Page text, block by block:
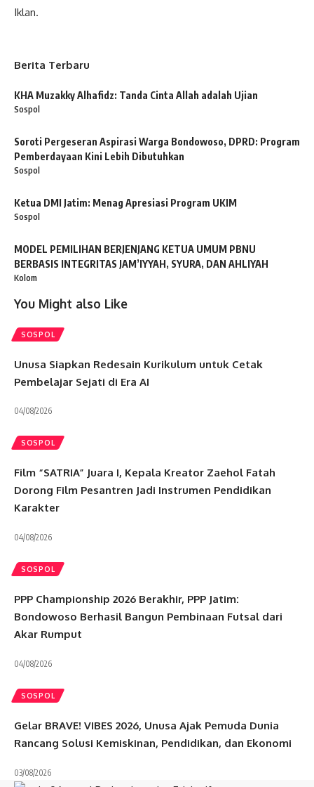
Iklan.
Berita Terbaru
KHA Muzakky Alhafidz: Tanda Cinta Allah adalah Ujian
Sospol
Soroti Pergeseran Aspirasi Warga Bondowoso, DPRD: Program
Pemberdayaan Kini Lebih Dibutuhkan
Sospol
Ketua DMI Jatim: Menag Apresiasi Program UKIM
Sospol
MODEL PEMILIHAN BERJENJANG KETUA UMUM PBNU
BERBASIS INTEGRITAS JAM’IYYAH, SYURA, DAN AHLIYAH
Kolom
You Might also Like
SOSPOL
Unusa Siapkan Redesain Kurikulum untuk Cetak
Pembelajar Sejati di Era AI
04/08/2026
SOSPOL
Film “SATRIA” Juara I, Kepala Kreator Zaehol Fatah
Dorong Film Pesantren Jadi Instrumen Pendidikan
Karakter
04/08/2026
SOSPOL
PPP Championship 2026 Berakhir, PPP Jatim:
Bondowoso Berhasil Bangun Pembinaan Futsal dari
Akar Rumput
04/08/2026
SOSPOL
Gelar BRAVE! VIBES 2026, Unusa Ajak Pemuda Dunia
Rancang Solusi Kemiskinan, Pendidikan, dan Ekonomi
03/08/2026